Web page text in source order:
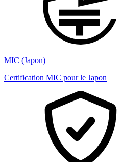
MIC (Japon)
Certification MIC pour le Japon